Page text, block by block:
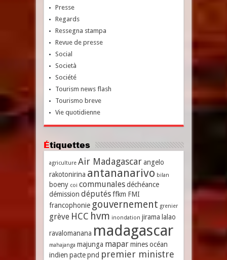
Presse
Regards
Ressegna stampa
Revue de presse
Social
Società
Société
Tourism news flash
Tourismo breve
Vie quotidienne
Étiquettes
agriculture Air Madagascar angelo
rakotonirina antananarivo bilan
boeny coi communales déchéance
démission députés ffkm FMI
francophonie gouvernement grenier
grève HCC hvm inondation jirama lalao
ravalomanana madagascar
mahajanga majunga mapar mines océan
indien pacte pnd premier ministre